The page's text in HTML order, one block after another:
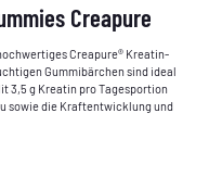
Creapure
Creapure® Kreatin-
Gummibärchen sind ideal
3,5 g Kreatin pro Tagesportion
sowie die Kraftentwicklung und